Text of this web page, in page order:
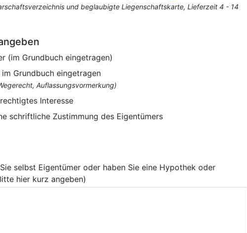
und beglaubigte Liegenschaftskarte, Lieferzeit 4 - 14
(im Grundbuch eingetragen)
Grundbuch eingetragen
Auflassungsvormerkung)
Interesse
schriftliche Zustimmung des Eigentümers
selbst Eigentümer oder haben Sie eine Hypothek oder
hier kurz angeben)